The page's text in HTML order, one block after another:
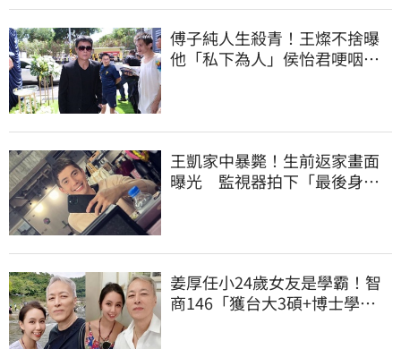
傅子純人生殺青！王燦不捨曝
他「私下為人」侯怡君哽咽告
王凱家中暴斃！生前返家畫面
曝光 監視器拍下「最後身
姜厚任小24歲女友是學霸！智
商146「獲台大3碩+博士學